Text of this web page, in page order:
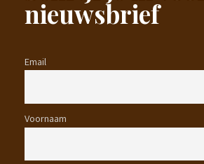
nieuwsbrief
Email
Voornaam